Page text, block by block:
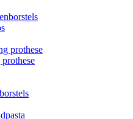
prothese